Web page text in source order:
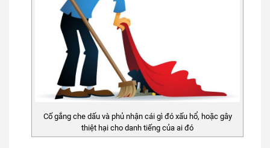
Cố gắng che dấu và phủ nhận cái gì đó xấu hổ, hoặc gây
thiệt hại cho danh tiếng của ai đó